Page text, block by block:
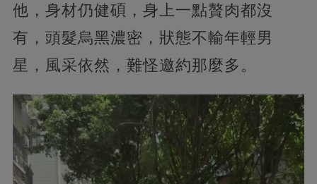
他，身材仍健碩，身上一點贅肉都沒
有，頭髮烏黑濃密，狀態不輸年輕男
星，風采依然，難怪邀約那麼多。